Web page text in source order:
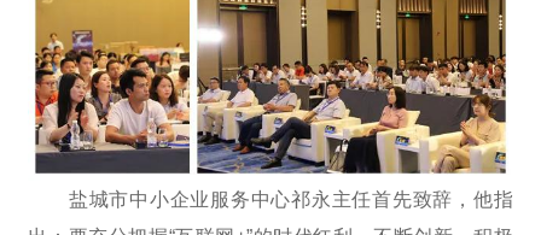
盐城市中小企业服务中心祁永主任首先致辞，他指